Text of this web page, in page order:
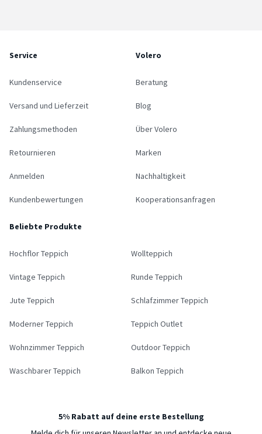
Service
Kundenservice
Versand und Lieferzeit
Zahlungsmethoden
Retournieren
Anmelden
Kundenbewertungen
Volero
Beratung
Blog
Über Volero
Marken
Nachhaltigkeit
Kooperationsanfragen
Beliebte Produkte
Hochflor Teppich Wollteppich
Vintage Teppich Runde Teppich
Jute Teppich Schlafzimmer Teppich
Moderner Teppich Teppich Outlet
Wohnzimmer Teppich Outdoor Teppich
Waschbarer Teppich Balkon Teppich
5% Rabatt auf deine erste Bestellung